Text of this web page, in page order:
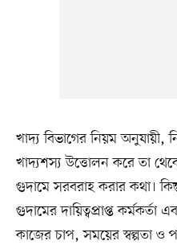
খাদ্য বিভাগের নিয়ম অনুযায়ী,
খাদ্যশস্য উত্তোলন করে তা
গুদামে সরবরাহ করার কথা।
গুদামের দায়িত্বপ্রাপ্ত কর্মকর্তা
কাজের চাপ, সময়ের স্বল্পতা ও